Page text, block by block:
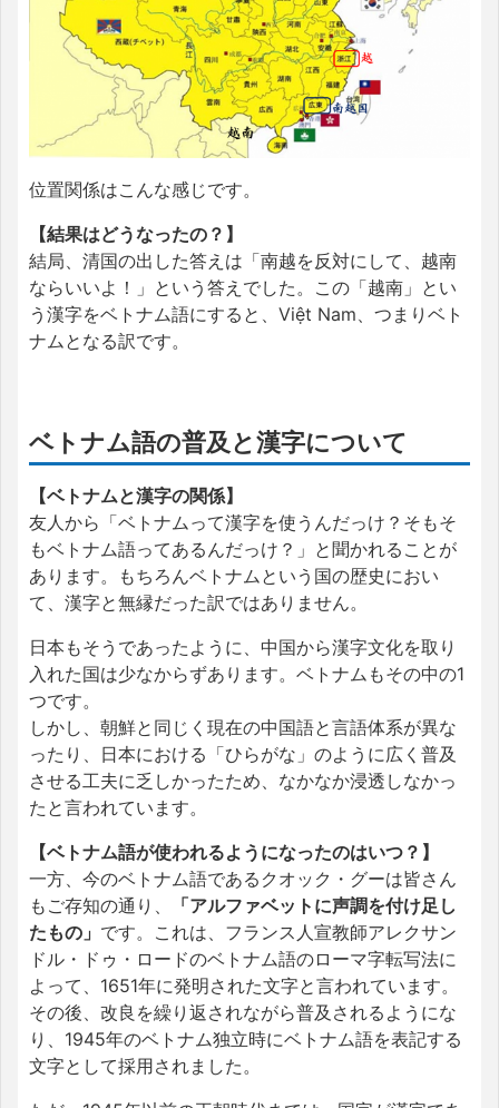
位置関係はこんな感じです。
【結果はどうなったの？】
結局、清国の出した答えは「南越を反対にして、越南
ならいいよ！」という答えでした。この「越南」とい
う漢字をベトナム語にすると、Việt Nam、つまりベト
ナムとなる訳です。
ベトナム語の普及と漢字について
【ベトナムと漢字の関係】
友人から「ベトナムって漢字を使うんだっけ？そもそ
もベトナム語ってあるんだっけ？」と聞かれることが
あります。もちろんベトナムという国の歴史におい
て、漢字と無縁だった訳ではありません。
日本もそうであったように、中国から漢字文化を取り
入れた国は少なからずあります。ベトナムもその中の1
つです。
しかし、朝鮮と同じく現在の中国語と言語体系が異な
ったり、日本における「ひらがな」のように広く普及
させる工夫に乏しかったため、なかなか浸透しなかっ
たと言われています。
【ベトナム語が使われるようになったのはいつ？】
一方、今のベトナム語であるクオック・グーは皆さん
もご存知の通り、
「アルファベットに声調を付け足し
たもの」 です。これは、フランス人宣教師アレクサン
ドル・ドゥ・ロードのベトナム語のローマ字転写法に
よって、1651年に発明された文字と言われています。
その後、改良を繰り返されながら普及されるようにな
り、1945年のベトナム独立時にベトナム語を表記する
文字として採用されました。